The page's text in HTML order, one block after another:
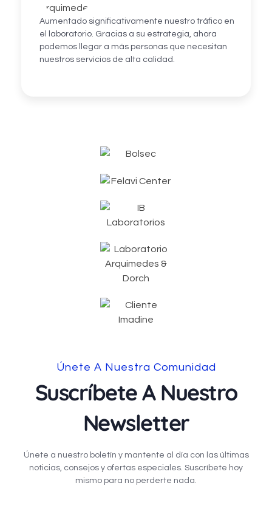
Aumentado significativamente nuestro tráfico en
el laboratorio. Gracias a su estrategia, ahora
podemos llegar a más personas que necesitan
nuestros servicios de alta calidad.
Únete A Nuestra Comunidad
Suscríbete A Nuestro
Newsletter
Únete a nuestro boletín y mantente al día con las últimas
noticias, consejos y ofertas especiales. Suscríbete hoy
mismo para no perderte nada.